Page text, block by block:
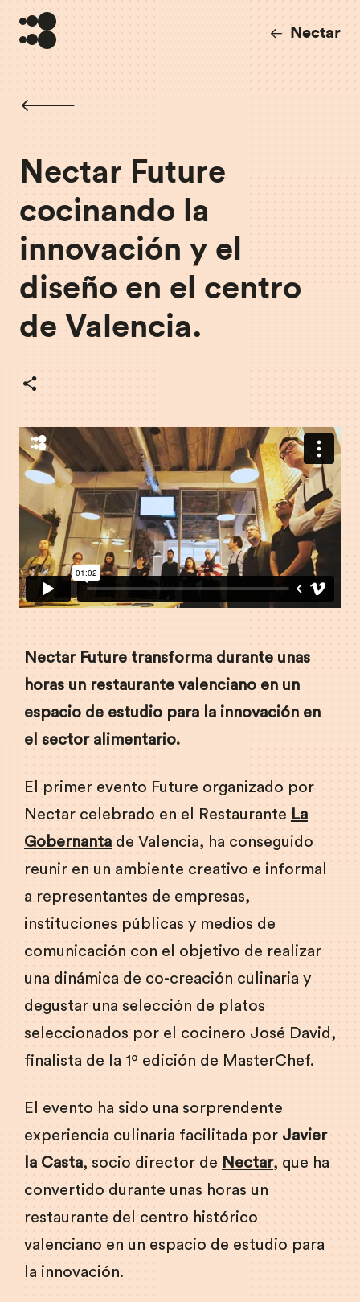
Nectar
Nectar Future
cocinando la
innovación y el
diseño en el centro
de Valencia.
Nectar Future transforma durante unas
horas un restaurante valenciano en un
espacio de estudio para la innovación en
el sector alimentario.
El primer evento Future organizado por
Nectar celebrado en el Restaurante La
Gobernanta de Valencia, ha conseguido
reunir en un ambiente creativo e informal
a representantes de empresas,
instituciones públicas y medios de
comunicación con el objetivo de realizar
una dinámica de co-creación culinaria y
degustar una selección de platos
seleccionados por el cocinero José David,
finalista de la 1º edición de MasterChef.
El evento ha sido una sorprendente
experiencia culinaria facilitada por Javier
la Casta, socio director de Nectar, que ha
convertido durante unas horas un
restaurante del centro histórico
valenciano en un espacio de estudio para
la innovación.